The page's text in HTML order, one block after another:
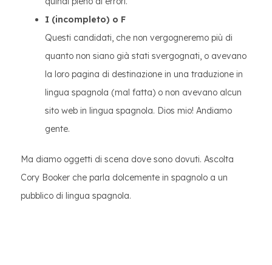
I (incompleto) o F
Questi candidati, che non vergogneremo più di
quanto non siano già stati svergognati, o avevano
la loro pagina di destinazione in una traduzione in
lingua spagnola (mal fatta) o non avevano alcun
sito web in lingua spagnola. Dios mio! Andiamo
gente.
Ma diamo oggetti di scena dove sono dovuti. Ascolta
Cory Booker che parla dolcemente in spagnolo a un
pubblico di lingua spagnola.